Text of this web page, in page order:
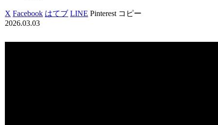
X Facebook はてブ LINE Pinterest コピー
2026.03.03